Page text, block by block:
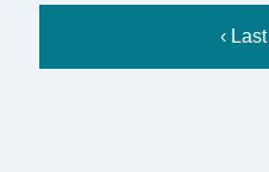
‹ Last